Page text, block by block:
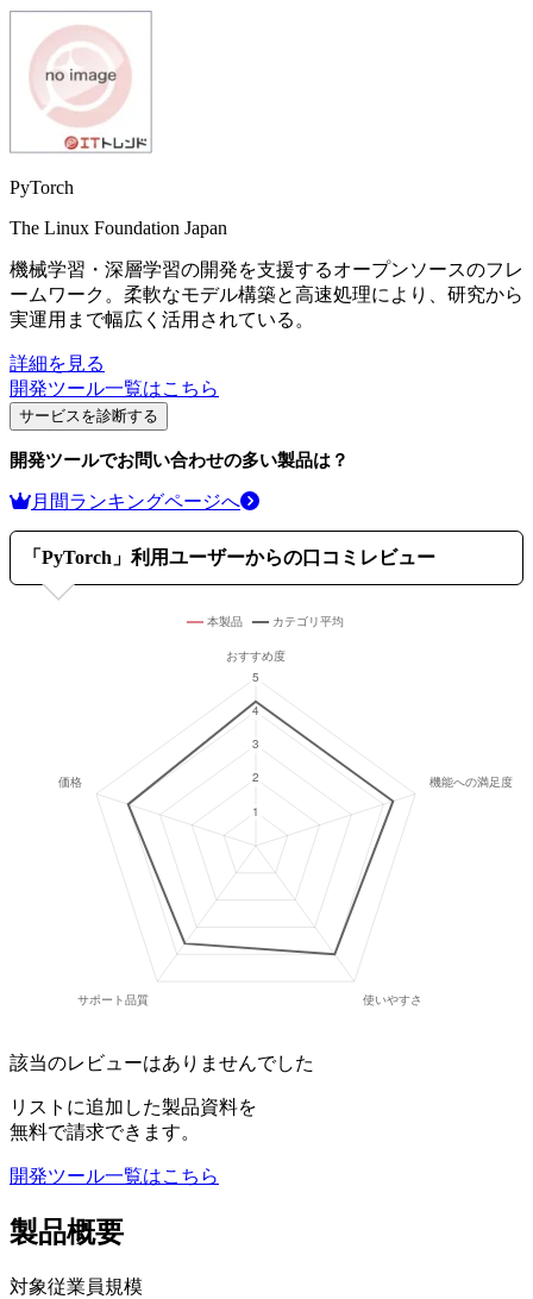
PyTorch
The Linux Foundation Japan
機械学習・深層学習の開発を支援するオープンソースのフレ
ームワーク。柔軟なモデル構築と高速処理により、研究から
実運用まで幅広く活用されている。
詳細を見る
開発ツール一覧はこちら
サービスを診断する
開発ツールでお問い合わせの多い製品は？
月間ランキングページへ
「 PyTorch 」利用ユーザーからの口コミレビュー
該当のレビューはありませんでした
リストに追加した製品資料を
無料で請求できます。
開発ツール一覧はこちら
製品概要
対象従業員規模